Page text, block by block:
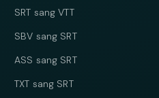
SRT sang VTT
SBV sang SRT
ASS sang SRT
TXT sang SRT